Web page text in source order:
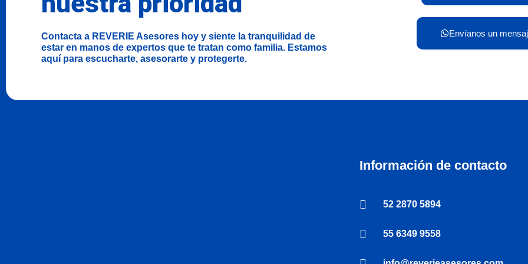
Contacta a REVERIE Asesores hoy y siente la tranquilidad de
estar en manos de expertos que te tratan como familia. Estamos
aquí para escucharte, asesorarte y protegerte.
Envíanos un
Información de contacto
52 2870 5894
55 6349 9558